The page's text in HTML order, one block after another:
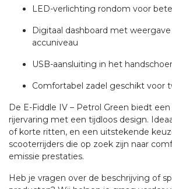
LED-verlichting rondom voor
Digitaal dashboard met
accuniveau
USB-aansluiting in het
Comfortabel zadel geschikt voor
De E-Fiddle IV – Petrol Green biedt
rijervaring met een tijdloos design.
of korte ritten, en een uitstekende
scooterrijders die op zoek zijn naar
emissie prestaties.
Heb je vragen over de beschrijving of